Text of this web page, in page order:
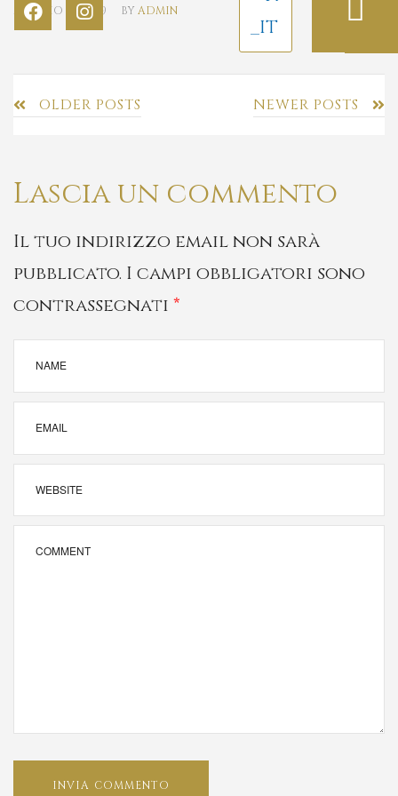
MAGGIO 22, 2019 BY ADMIN
OLDER POSTS NEWER POSTS
Lascia un commento
Il tuo indirizzo email non sarà
pubblicato. I campi obbligatori sono
contrassegnati *